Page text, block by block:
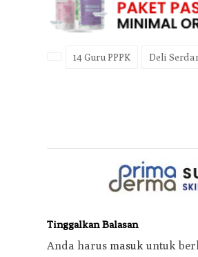
14 Guru PPPK Deli
Tinggalkan Balasan
Anda harus masuk untuk